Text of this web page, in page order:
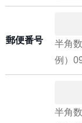
郵便番号
半角
例）
半角